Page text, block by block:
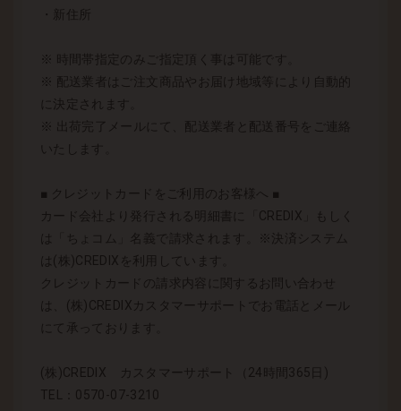
・新住所
※ 時間帯指定のみご指定頂く事は可能です。
※ 配送業者はご注文商品やお届け地域等により自動的
に決定されます。
※ 出荷完了メールにて、配送業者と配送番号をご連絡
いたします。
■ クレジットカードをご利用のお客様へ ■
カード会社より発行される明細書に「CREDIX」もしく
は「ちょコム」名義で請求されます。※決済システム
は(株)CREDIXを利用しています。
クレジットカードの請求内容に関するお問い合わせ
は、(株)CREDIXカスタマーサポートでお電話とメール
にて承っております。
(株)CREDIX カスタマーサポート（24時間365日)
TEL：0570-07-3210